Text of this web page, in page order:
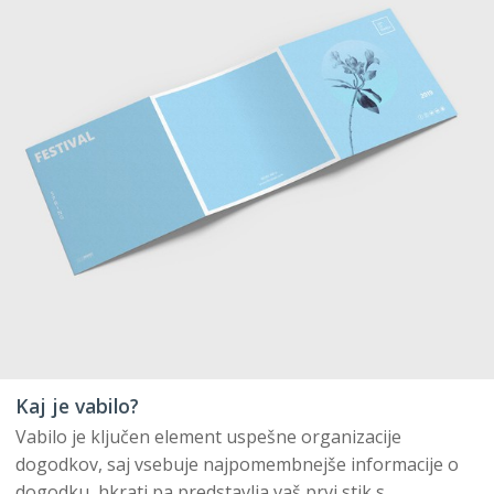
Kaj je vabilo?
Vabilo je ključen element uspešne organizacije
dogodkov, saj vsebuje najpomembnejše informacije o